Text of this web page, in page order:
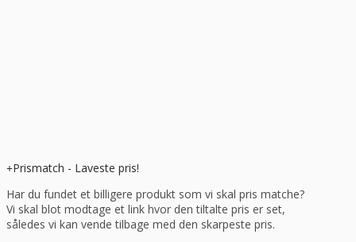
Prismatch - Laveste pris!
Har du fundet et billigere produkt som vi skal pris matche?
Vi skal blot modtage et link hvor den tiltalte pris er set,
således vi kan vende tilbage med den skarpeste pris.